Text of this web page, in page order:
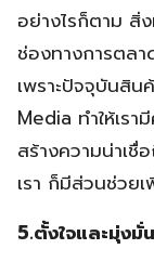
อย่างไรก็ตาม สิ่
ช่องทางการตล
เพราะปัจจุบันสิน
Media ทำให้เร
สร้างความน่าเชื่
เรา ก็มีส่วนช่วย
5.ตั้งใจและมุ่งมั่น